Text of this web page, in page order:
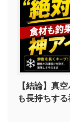
【結論】真
も長持ちす